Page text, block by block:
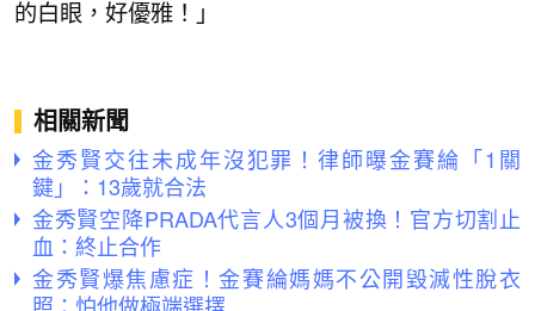
的白眼，好優雅！」
相關新聞
金秀賢交往未成年沒犯罪！律師曝金賽綸「1關
鍵」：13歲就合法
金秀賢空降PRADA代言人3個月被換！官方切割止
血：終止合作
金秀賢爆焦慮症！金賽綸媽媽不公開毀滅性脫衣